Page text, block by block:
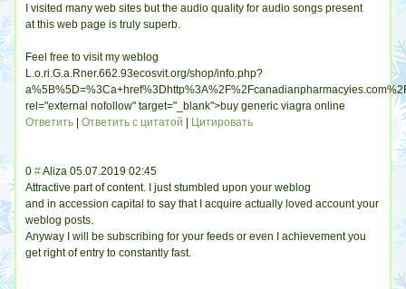
I visited many web sites but the audio quality for audio songs present
at this web page is truly superb.
Feel free to visit my weblog
L.o.ri.G.a.Rner.662.93ecosvit.org/shop/info.php?
rel="external nofollow" target="_blank">buy generic viagra online
Ответить |Ответить с цитатой Цитировать
0 #Aliza 05.07.2019 02:45
Attractive part of content. I just stumbled upon your weblog
and in accession capital to say that I acquire actually loved account your
weblog posts.
Anyway I will be subscribing for your feeds or even I achievement you
get right of entry to constantly fast.